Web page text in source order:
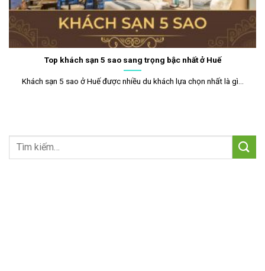
Top khách sạn 5 sao sang trọng bậc nhất ở Huế
Khách sạn 5 sao ở Huế được nhiều du khách lựa chọn nhất là gì...